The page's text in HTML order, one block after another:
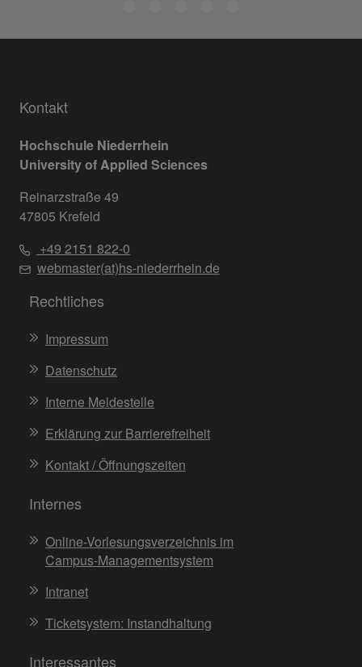
Kontakt
Hochschule Niederrhein
University of Applied Sciences
Reinarzstraße 49
47805 Krefeld
+49 2151 822-0
webmaster(at)hs-niederrhein.de
Rechtliches
Impressum
Datenschutz
Interne Meldestelle
Erklärung zur Barrierefreiheit
Kontakt / Öffnungszeiten
Internes
Online-Vorlesungsverzeichnis im
Campus-Managementsystem
Intranet
Ticketsystem: Instandhaltung
Interessantes